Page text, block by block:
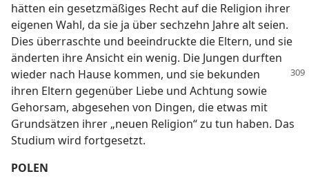
hätten ein gesetzmäßiges Recht auf die Religion ihrer
eigenen Wahl, da sie ja über sechzehn Jahre alt seien.
Dies überraschte und beeindruckte die Eltern, und sie
änderten ihre Ansicht ein wenig. Die Jungen durften
wieder nach Hause kommen, und sie bekunden
ihren Eltern gegenüber Liebe und Achtung sowie
Gehorsam, abgesehen von Dingen, die etwas mit
Grundsätzen ihrer „neuen Religion“ zu tun haben. Das
Studium wird fortgesetzt.
POLEN